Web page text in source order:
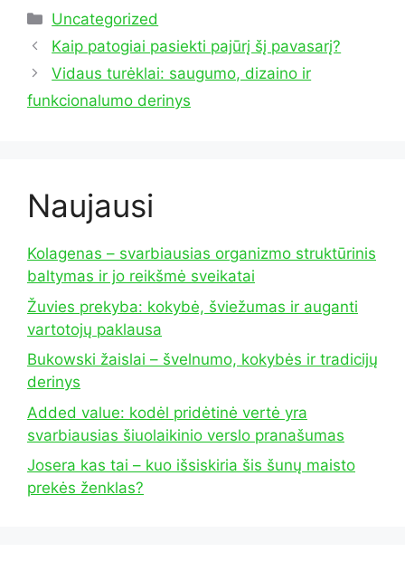
Kategorijos
Uncategorized
Kaip patogiai pasiekti pajūrį šį pavasarį?
Vidaus turėklai: saugumo, dizaino ir
funkcionalumo derinys
Naujausi
Kolagenas – svarbiausias organizmo struktūrinis
baltymas ir jo reikšmė sveikatai
Žuvies prekyba: kokybė, šviežumas ir auganti
vartotojų paklausa
Bukowski žaislai – švelnumo, kokybės ir tradicijų
derinys
Added value: kodėl pridėtinė vertė yra
svarbiausias šiuolaikinio verslo pranašumas
Josera kas tai – kuo išsiskiria šis šunų maisto
prekės ženklas?